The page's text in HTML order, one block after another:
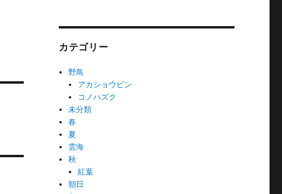
カテゴリー
野鳥
アカショウビン
コノハズク
未分類
春
夏
雲海
秋
紅葉
朝日